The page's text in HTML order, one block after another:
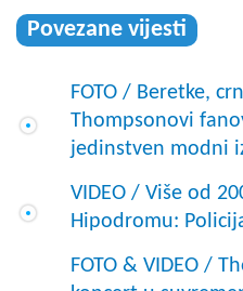
Povezane vijesti
FOTO / Beretke,
Thompsonovi
jedinstven modni
VIDEO / Više od
Hipodromu:
FOTO & VIDEO /